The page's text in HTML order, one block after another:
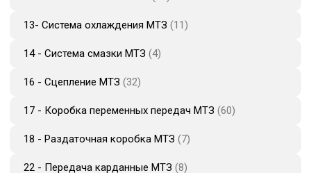
13- Система охлаждения МТЗ 11
14 - Система смазки МТЗ 4
16 - Сцепление МТЗ 32
17 - Коробка переменных передач МТЗ 60
18 - Раздаточная коробка МТЗ 7
22 - Передача карданные МТЗ 8